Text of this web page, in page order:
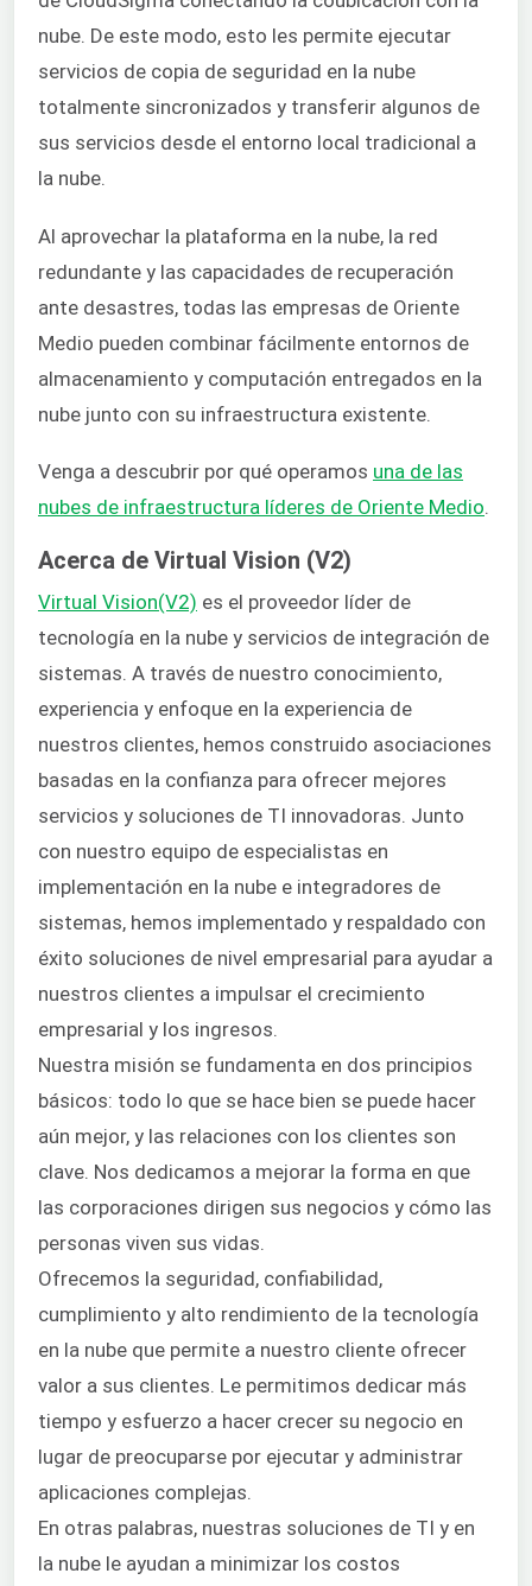
nube. De este modo, esto les permite ejecutar
servicios de copia de seguridad en la nube
totalmente sincronizados y transferir algunos de
sus servicios desde el entorno local tradicional a
la nube.
Al aprovechar la plataforma en la nube, la red
redundante y las capacidades de recuperación
ante desastres, todas las empresas de Oriente
Medio pueden combinar fácilmente entornos de
almacenamiento y computación entregados en la
nube junto con su infraestructura existente.
Venga a descubrir por qué operamos una de las
nubes de infraestructura líderes de Oriente Medio.
Acerca de Virtual Vision (V2)
Virtual Vision(V2) es el proveedor líder de
tecnología en la nube y servicios de integración de
sistemas. A través de nuestro conocimiento,
experiencia y enfoque en la experiencia de
nuestros clientes, hemos construido asociaciones
basadas en la confianza para ofrecer mejores
servicios y soluciones de TI innovadoras. Junto
con nuestro equipo de especialistas en
implementación en la nube e integradores de
sistemas, hemos implementado y respaldado con
éxito soluciones de nivel empresarial para ayudar a
nuestros clientes a impulsar el crecimiento
empresarial y los ingresos.
Nuestra misión se fundamenta en dos principios
básicos: todo lo que se hace bien se puede hacer
aún mejor, y las relaciones con los clientes son
clave. Nos dedicamos a mejorar la forma en que
las corporaciones dirigen sus negocios y cómo las
personas viven sus vidas.
Ofrecemos la seguridad, confiabilidad,
cumplimiento y alto rendimiento de la tecnología
en la nube que permite a nuestro cliente ofrecer
valor a sus clientes. Le permitimos dedicar más
tiempo y esfuerzo a hacer crecer su negocio en
lugar de preocuparse por ejecutar y administrar
aplicaciones complejas.
En otras palabras, nuestras soluciones de TI y en
la nube le ayudan a minimizar los costos